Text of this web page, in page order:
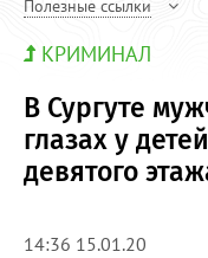
Полезные ссылки
КРИМИНАЛ
В Сургуте
глазах у
девятого
14:36 15.01.20